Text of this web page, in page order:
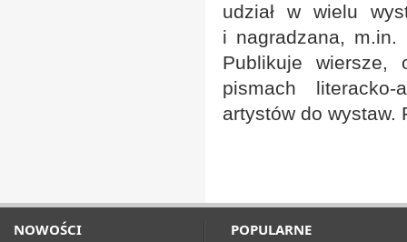
udział w wielu
i nagradzana, m.in.
Publikuje wiersze,
pismach
artystów do wystaw.
NOWOŚCI POPULARNE